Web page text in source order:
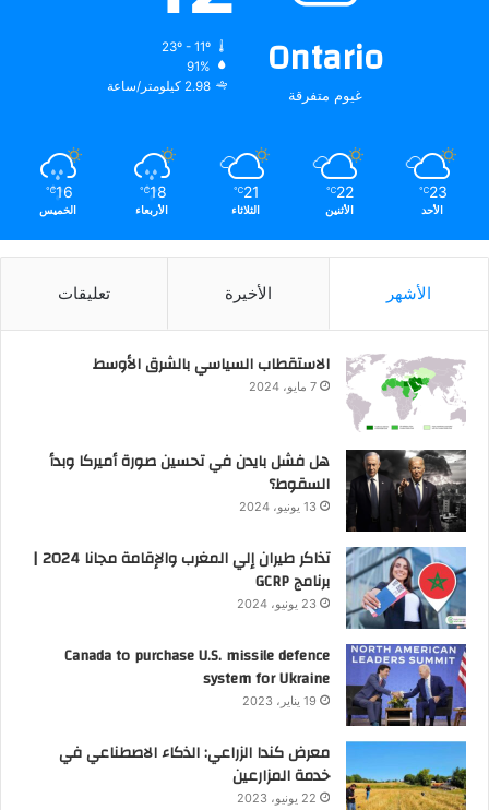
Ontario
غيوم متفرقة
23º - 11º
91%
2.98 كيلومتر/ساعة
23
℃
الأحد
22
℃
الأثنين
21
℃
الثلاثاء
18
℃
الأربعاء
16
℃
الخميس
الأشهر الأخيرة تعليقات
الاستقطاب السياسي بالشرق الأوسط
7 مايو، 2024
هل فشل بايدن في تحسين صورة أميركا وبدأ
السقوط؟
13 يونيو، 2024
تذاكر طيران إلي المغرب والإقامة مجانا 2024 |
برنامج GCRP
23 يونيو، 2024
Canada to purchase U.S. missile defence
system for Ukraine
19 يناير، 2023
معرض كندا الزراعي: الذكاء الاصطناعي في
خدمة المزارعين
22 يونيو، 2023